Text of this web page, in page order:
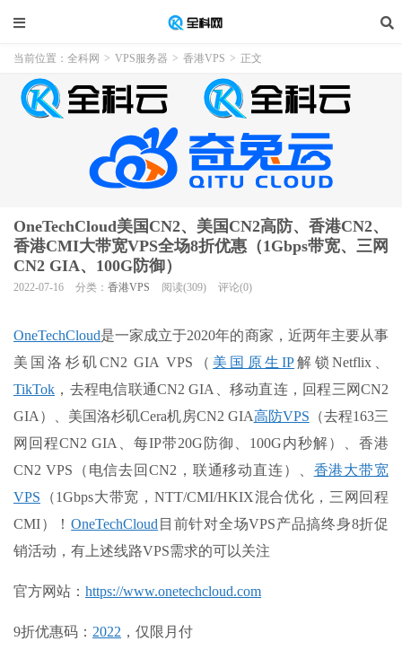
当前位置： 全科网 > VPS服务器 > 香港VPS > 正文
OneTechCloud美国CN2、美国CN2高防、香港CN2、
香港CMI大带宽VPS全场8折优惠（1Gbps带宽、三网
CN2 GIA、100G防御）
2022-07-16 分类： 香港VPS 阅读(309) 评论(0)
OneTechCloud是一家成立于2020年的商家，近两年主要从事
美国洛杉矶CN2 GIA VPS（ 美国原生IP解锁Netflix、
TikTok ，去程电信联通CN2 GIA、移动直连，回程三网CN2
GIA）、美国洛杉矶Cera机房CN2 GIA高防VPS （去程163三
网回程CN2 GIA、每IP带20G防御、100G内秒解）、香港
CN2 VPS（电信去回CN2，联通移动直连）、 香港大带宽
VPS （1Gbps大带宽，NTT/CMI/HKIX混合优化，三网回程
CMI）！OneTechCloud 目前针对全场VPS产品搞终身8折促
销活动，有上述线路VPS需求的可以关注
官方网站： https://www.onetechcloud.com
9折优惠码： 2022 ，仅限月付